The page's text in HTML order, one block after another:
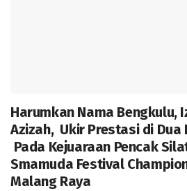
Harumkan Nama Bengkulu,
Azizah, Ukir Prestasi di Dua
Pada Kejuaraan Pencak
Smamuda Festival
Malang Raya